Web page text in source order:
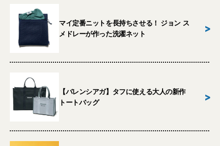
マイ定番ニットを長持ちさせる！ ジョン ス
メドレーが作った洗濯ネット
>
【バレンシアガ】タフに使える大人の新作
トートバッグ
>